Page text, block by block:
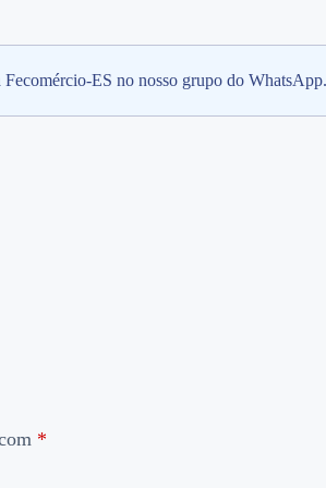
Fecomércio-ES no nosso grupo do WhatsApp.
*